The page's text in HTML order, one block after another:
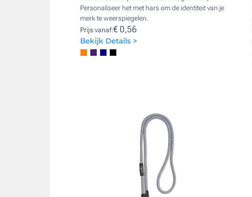
Personaliseer het met hars om de identiteit van je
merk te weerspiegelen.
Prijs vanaf:€ 0,56
Bekijk Details >